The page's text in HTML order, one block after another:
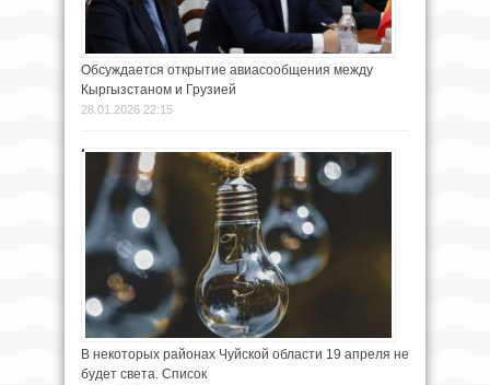
Обсуждается открытие авиасообщения между
Кыргызстаном и Грузией
28.01.2026 22:15
В некоторых районах Чуйской области 19 апреля не
будет света. Список